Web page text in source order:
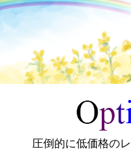
圧倒的に低価格の